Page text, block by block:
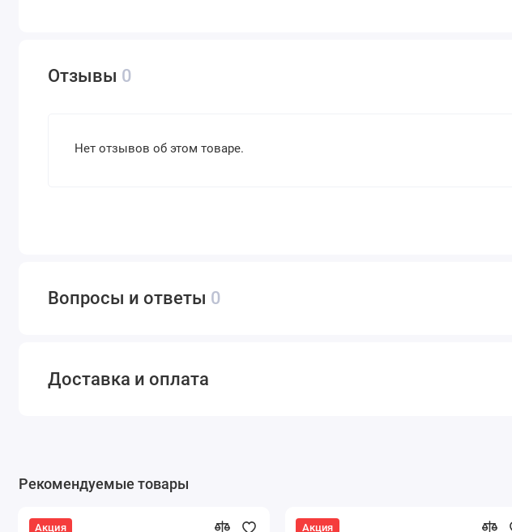
Отзывы 0
Нет отзывов об этом товаре.
Вопросы и ответы 0
Доставка и оплата
Рекомендуемые товары
Акция
Акция